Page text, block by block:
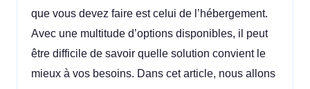
que vous devez faire est celui de l’hébergement.
Avec une multitude d’options disponibles, il peut
être difficile de savoir quelle solution convient le
mieux à vos besoins. Dans cet article, nous allons